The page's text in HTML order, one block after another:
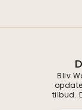
Bliv
tilbud.